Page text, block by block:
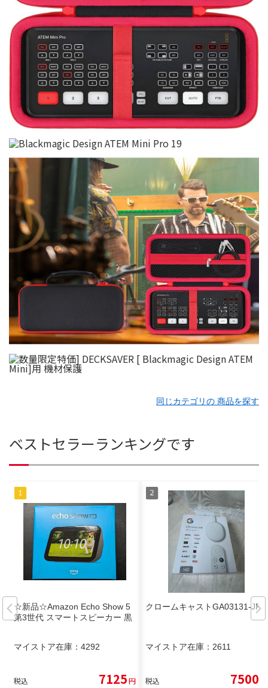
同じカテゴリの 商品を探す
ベストセラーランキングです
☆新品☆Amazon Echo Show 5
第3世代 スマートスピーカー 黒
マイストア在庫： 4292
税込 7125円
クロームキャストGA03131-JP
マイストア在庫： 2611
税込 7500